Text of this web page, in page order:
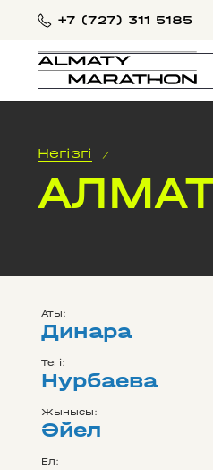
+7 (727) 311 5185
Негізгі /
Аты:
Динара
Тегі:
Нурбаева
Жынысы:
Әйел
Ел: